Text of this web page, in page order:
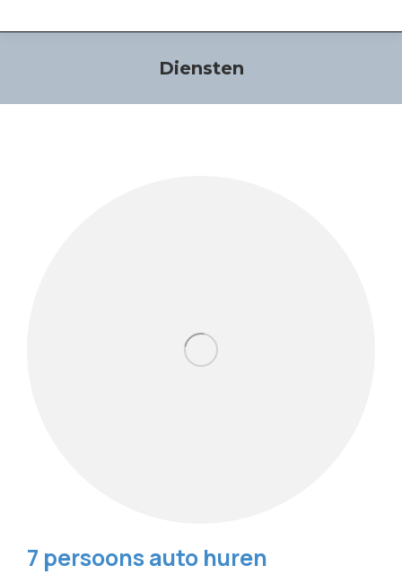
Diensten
7 persoons auto huren